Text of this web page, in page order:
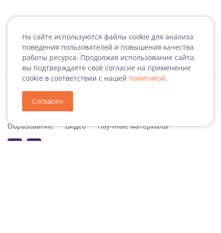
На сайте используются файлы cookie для анализа
поведения пользователей и повышения качества
работы ресурса. Продолжая использование сайта,
вы подтверждаете своё согласие на применение
cookie в соответствии с нашей политикой.
Согласен
Образование
Видео Научные материалы